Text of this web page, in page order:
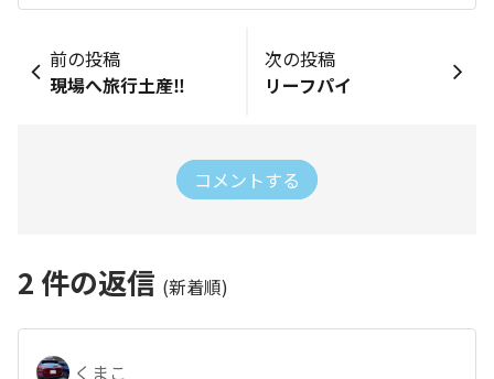
前の投稿
現場へ旅行土産‼️
次の投稿
リーフパイ
コメントする
2 件の返信 (新着順)
くまこ